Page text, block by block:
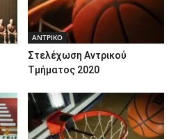
ΑΝTΡΙΚΟ
Στελέχωση Αντρικού
Τμήματος 2020